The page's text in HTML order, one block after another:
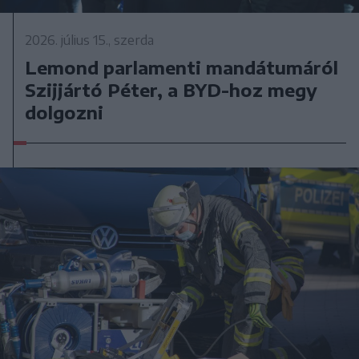
2026. július 15., szerda
Lemond parlamenti mandátumáról
Szijjártó Péter, a BYD-hoz megy
dolgozni